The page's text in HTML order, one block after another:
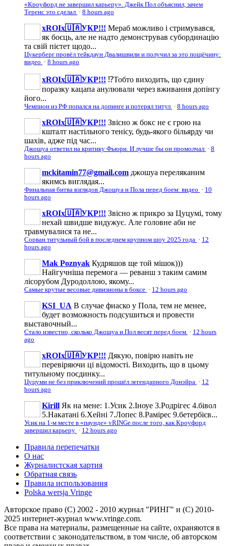
«Кроуфорд не завершил карьеру». Джейк Пол объяснил, зачем
Теренс это сделал · 8 hours ago
xROIx🇺🇦УКР!!! Мераб можливо і стримувався,
як боєць, але не надто демонстрував субординацію
та свій пієтет щодо...
Цукерберг провёл тейкдаун Двалишвили и получил за это пощёчину:
видео · 8 hours ago
xROIx🇺🇦УКР!!! ⁉️Тобто виходить, що єдину
поразку кацапа анулювали через вживання допінгу
його...
Чемпион из РФ попался на допинге и потерял титул · 8 hours ago
xROIx🇺🇦УКР!!! Звісно ж бокс не є грою на
кшталт настільного тенісу, будь-якого більярду чи
шахів, адже під час...
Джошуа ответил на критику Фьюри. И лучше бы он промолчал · 8
hours ago
mckitamin77@gmail.com джошуа переляканим
якимсь виглядая...
Финальная битва взглядов Джошуа и Пола перед боем: видео · 10
hours ago
xROIx🇺🇦УКР!!! Звісно ж прикро за Цуцумі, тому
нехай швидше видужує. Але головне аби не
травмувалися та не...
Сорван титульный бой в последнем крупном шоу 2025 года · 12
hours ago
Mak Poznyak Кудряшов ще той мішок)))
Найгучніша перемога — реванш з таким самим
лісорубом Дуродоллою, якому...
Самые крутые весовые дивизионы в боксе · 12 hours ago
KSI_UA В случае фиаско у Пола, тем не менее,
будет возможность подсушиться и провести
выставочный...
Стало известно, сколько Джошуа и Пол весят перед боем · 12 hours
ago
xROIx🇺🇦УКР!!! Дякую, повірю навіть не
перевіряючи ці відомості. Виходить, що в цьому
титульному поєдинку...
Цуцуми не без приключений прошёл легендарного Донэйра · 12
hours ago
Kirill Як на мене: 1.Усик 2.Іноуе 3.Родрігес 4.бівол
5.Накатані 6.Хейні 7.Лопес 8.Рамірес 9.бетербієв...
Усик на 1-м месте в «паунде» vRINGe после того, как Кроуфорд
завершил карьеру · 12 hours ago
Правила перепечатки
О нас
Журналистская хартия
Обратная связь
Правила использования
Polska wersja Vringe
Авторское право (С) 2002 - 2010 журнал "РИНГ" и (С) 2010-
2025 интернет-журнал www.vringe.com.
Все права на материалы, размещенные на сайте, охраняются в
соответствии с законодательством, в том числе, об авторском